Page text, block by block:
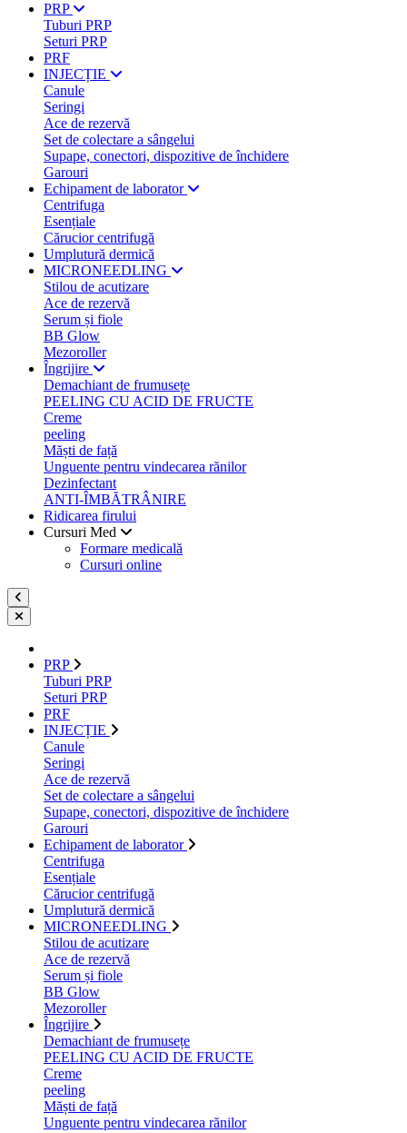
PRP
Tuburi PRP
Seturi PRP
PRF
INJECȚIE
Canule
Seringi
Ace de rezervă
Set de colectare a sângelui
Supape, conectori, dispozitive de închidere
Garouri
Echipament de laborator
Centrifuga
Esențiale
Cărucior centrifugă
Umplutură dermică
MICRONEEDLING
Stilou de acutizare
Ace de rezervă
Serum și fiole
BB Glow
Mezoroller
Îngrijire
Demachiant de frumusețe
PEELING CU ACID DE FRUCTE
Creme
peeling
Măști de față
Unguente pentru vindecarea rănilor
Dezinfectant
ANTI-ÎMBĂTRÂNIRE
Ridicarea firului
Cursuri Med
Formare medicală
Cursuri online
PRP
Tuburi PRP
Seturi PRP
PRF
INJECȚIE
Canule
Seringi
Ace de rezervă
Set de colectare a sângelui
Supape, conectori, dispozitive de închidere
Garouri
Echipament de laborator
Centrifuga
Esențiale
Cărucior centrifugă
Umplutură dermică
MICRONEEDLING
Stilou de acutizare
Ace de rezervă
Serum și fiole
BB Glow
Mezoroller
Îngrijire
Demachiant de frumusețe
PEELING CU ACID DE FRUCTE
Creme
peeling
Măști de față
Unguente pentru vindecarea rănilor